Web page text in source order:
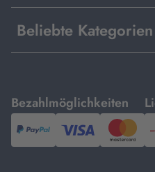
Beliebte Kategorien
Bezahlmöglichkeiten
mit
PayPal,Visa
und